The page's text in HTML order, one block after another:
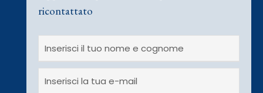
ricontattato